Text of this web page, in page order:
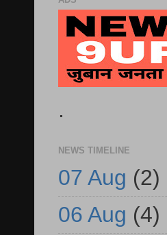
.
NEWS TIMELINE
07 Aug (2)
06 Aug (4)